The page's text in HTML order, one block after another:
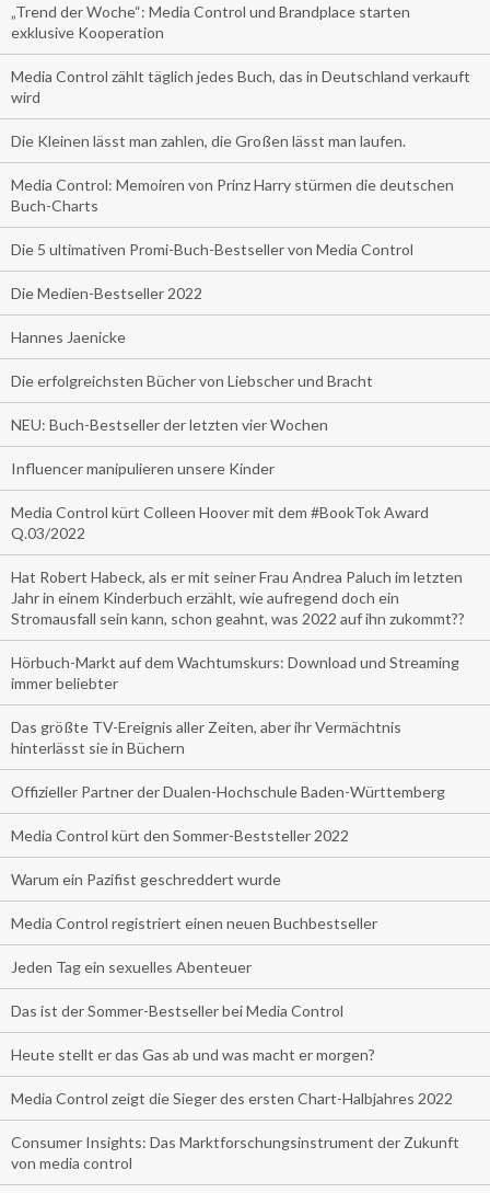
„Trend der Woche“: Media Control und Brandplace starten
exklusive Kooperation
Media Control zählt täglich jedes Buch, das in Deutschland verkauft
wird
Die Kleinen lässt man zahlen, die Großen lässt man laufen.
Media Control: Memoiren von Prinz Harry stürmen die deutschen
Buch-Charts
Die 5 ultimativen Promi-Buch-Bestseller von Media Control
Die Medien-Bestseller 2022
Hannes Jaenicke
Die erfolgreichsten Bücher von Liebscher und Bracht
NEU: Buch-Bestseller der letzten vier Wochen
Influencer manipulieren unsere Kinder
Media Control kürt Colleen Hoover mit dem #BookTok Award
Q.03/2022
Hat Robert Habeck, als er mit seiner Frau Andrea Paluch im letzten
Jahr in einem Kinderbuch erzählt, wie aufregend doch ein
Stromausfall sein kann, schon geahnt, was 2022 auf ihn zukommt??
Hörbuch-Markt auf dem Wachtumskurs: Download und Streaming
immer beliebter
Das größte TV-Ereignis aller Zeiten, aber ihr Vermächtnis
hinterlässt sie in Büchern
Offizieller Partner der Dualen-Hochschule Baden-Württemberg
Media Control kürt den Sommer-Beststeller 2022
Warum ein Pazifist geschreddert wurde
Media Control registriert einen neuen Buchbestseller
Jeden Tag ein sexuelles Abenteuer
Das ist der Sommer-Bestseller bei Media Control
Heute stellt er das Gas ab und was macht er morgen?
Media Control zeigt die Sieger des ersten Chart-Halbjahres 2022
Consumer Insights: Das Marktforschungsinstrument der Zukunft
von media control